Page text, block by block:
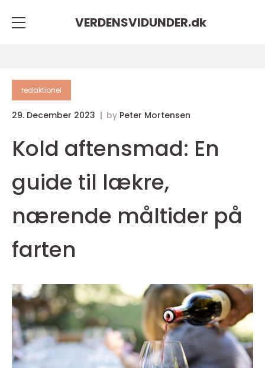
VERDENSVIDUNDER.dk
redaktionel
29. December 2023 by Peter Mortensen
Kold aftensmad: En
guide til lækre,
nærende måltider på
farten